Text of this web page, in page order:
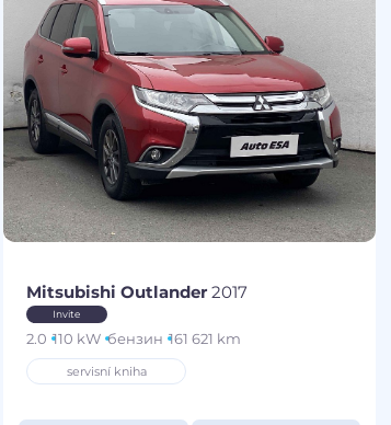
Mitsubishi Outlander 2017
Invite
2.0 110 kW бензин 161 621 km
servisní kniha